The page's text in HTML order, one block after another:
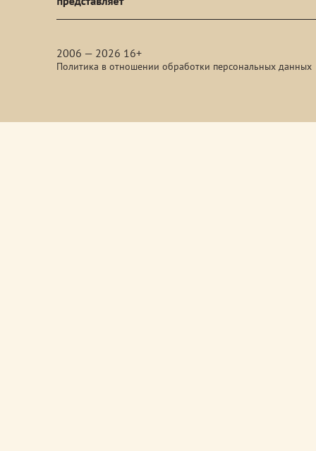
2006 — 2026 16+
Политика в отношении обработки персональных данных